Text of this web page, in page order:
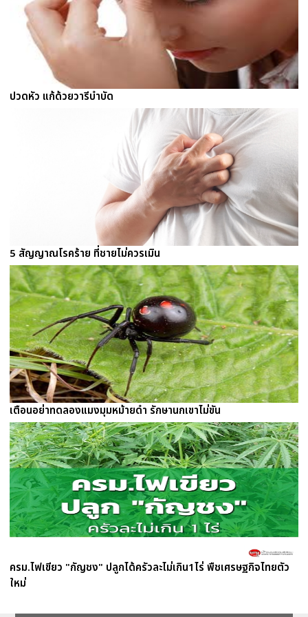
ปวดหัว แก้ด้วยวารีบำบัด
5 สัญญาณโรคร้าย ที่ชายไม่ควรเมิน
เตือนอย่าทดลองแมงมุมหม้ายดำ รักษานกเขาไม่ขัน
ครม.ไฟเขียว "กัญชง" ปลูกได้ครัวละไม่เกิน1ไร่ พืชเศรษฐกิจไทยตัว
ใหม่